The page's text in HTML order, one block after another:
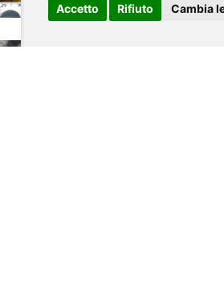
Accetto Rifiuto Cambia
PROGETTO STRUTTURE